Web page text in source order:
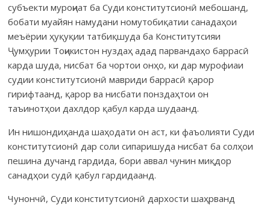
субъекти муроҷиат ба Суди конститутсионӣ мебошанд,
бобати муайян намудани номутобиқатии санадаҳои
меъёрии ҳуқуқии татбиқшуда ба Конститутсияи
Ҷумҳурии Тоҷикистон нуздаҳ адад парвандаҳо баррасӣ
карда шуда, нисбат ба чортои онҳо, ки дар мурофиаи
судии конститутсионӣ мавриди баррасӣ қарор
гирифтаанд, қарор ва нисбати понздаҳтои он
таъинотҳои дахлдор қабул карда шудаанд.
Ин нишондиҳанда шаҳодати он аст, ки фаъолияти Суди
конститутсионӣ дар соли сипаришуда нисбат ба солҳои
пешина дучанд гардида, бори аввал чунин миқдор
санадҳои судӣ қабул гардидаанд.
Чунончӣ, Суди конститутсионӣ дархости шаҳрванд